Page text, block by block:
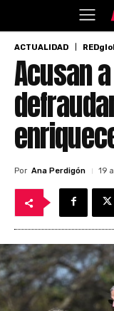
ACTUALIDAD
Acusan
Por Ana Perdigón 19